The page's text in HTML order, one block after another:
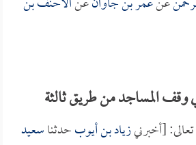
المساجد من طريق ثالثة
[أخبرنيزياد بن أيوبحدثناسعيد